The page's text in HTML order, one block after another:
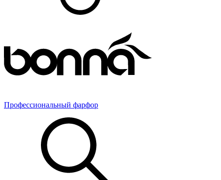
Профессиональный фарфор